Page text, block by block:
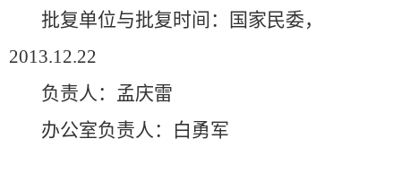
批复单位与批复时间：国家民委，
2013.12.22
负责人：孟庆雷
办公室负责人：白勇军